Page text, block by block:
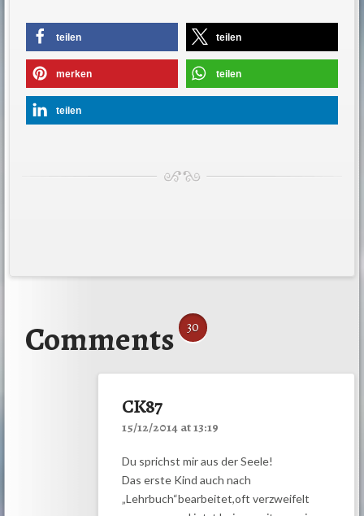
teilen teilen
merken teilen
teilen
Comments 30
CK87
15/12/2014 at 13:19
Du sprichst mir aus der Seele!
Das erste Kind auch nach
„Lehrbuch“bearbeitet,oft verzweifelt